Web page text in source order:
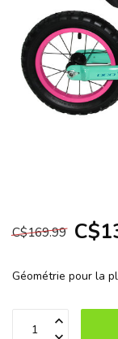
C$169.99
Géométrie pour la